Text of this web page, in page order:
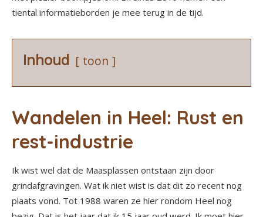
tiental informatieborden je mee terug in de tijd.
Inhoud toon
Wandelen in Heel: Rust en
rest-industrie
Ik wist wel dat de Maasplassen ontstaan zijn door
grindafgravingen. Wat ik niet wist is dat dit zo recent nog
plaats vond. Tot 1988 waren ze hier rondom Heel nog